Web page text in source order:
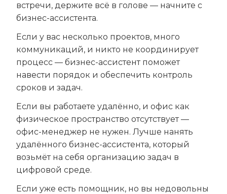
встречи, держите всё в голове — начните с
бизнес-ассистента.
Если у вас несколько проектов, много
коммуникаций, и никто не координирует
процесс — бизнес-ассистент поможет
навести порядок и обеспечить контроль
сроков и задач.
Если вы работаете удалённо, и офис как
физическое пространство отсутствует —
офис-менеджер не нужен. Лучше нанять
удалённого бизнес-ассистента, который
возьмёт на себя организацию задач в
цифровой среде.
Если уже есть помощник, но вы недовольны